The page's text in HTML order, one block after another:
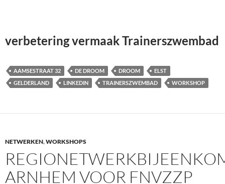
verbetering vermaak Trainerszwembad
AAMSESTRAAT 32 DE DROOM DROOM
ELST
GELDERLAND
LINKEDIN TRAINERSZWEMBAD WORKSHOP
NETWERKEN,WORKSHOPS
ARNHEM VOOR FNVZZP